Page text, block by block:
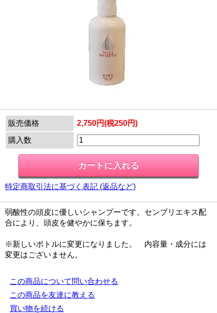
販売価格 2,750円(税250円)
購入数
特定商取引法に基づく表記 (返品など)
弱酸性の頭皮に優しいシャンプーです。センブリエキス配
合により、頭皮を健やかに保ちます。
※新しいボトルに変更になりました。 内容量・成分には
変更はございません。
この商品について問い合わせる
この商品を友達に教える
買い物を続ける